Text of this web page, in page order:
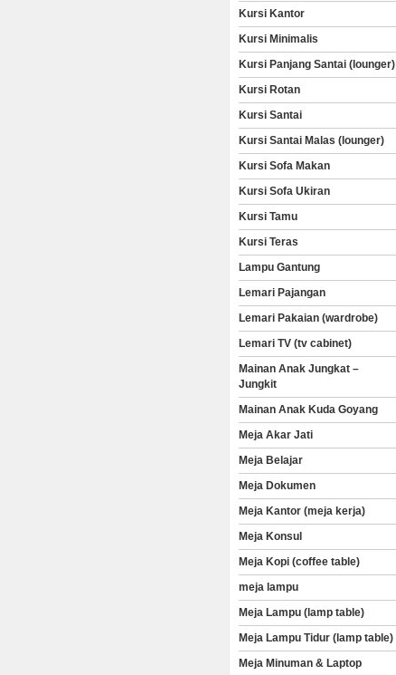
Kursi Kantor
Kursi Minimalis
Kursi Panjang Santai (lounger)
Kursi Rotan
Kursi Santai
Kursi Santai Malas (lounger)
Kursi Sofa Makan
Kursi Sofa Ukiran
Kursi Tamu
Kursi Teras
Lampu Gantung
Lemari Pajangan
Lemari Pakaian (wardrobe)
Lemari TV (tv cabinet)
Mainan Anak Jungkat –
Jungkit
Mainan Anak Kuda Goyang
Meja Akar Jati
Meja Belajar
Meja Dokumen
Meja Kantor (meja kerja)
Meja Konsul
Meja Kopi (coffee table)
meja lampu
Meja Lampu (lamp table)
Meja Lampu Tidur (lamp table)
Meja Minuman & Laptop